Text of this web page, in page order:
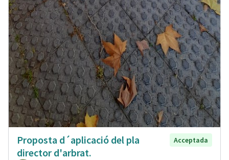
Proposta d´aplicació del pla
director d'arbrat.
Acceptada